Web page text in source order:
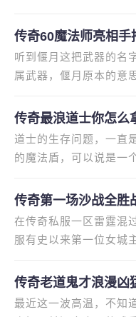
传奇60魔法师亮相
听到偃月这把武器的名
属武器，偃月原本的意
传奇最浪道士你怎么
道士的生存问题，一直
的魔法盾，可以说是一
传奇第一场沙战全胜
在传奇私服一区雷霆混
服有史以来第一位女城
传奇老道鬼才浪漫凶
最近这一波高温，不知